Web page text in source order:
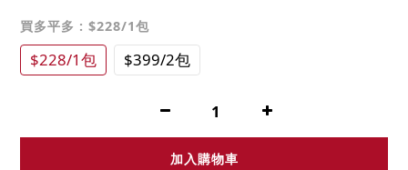
買多平多 : $228/1包
$228/1包 $399/2包
加入購物車